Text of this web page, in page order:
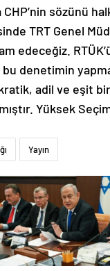
CHP’nin sözünü
TRT Genel
edeceğiz.
bu denetimin
adil ve eşit bir
Yüksek
Yayın